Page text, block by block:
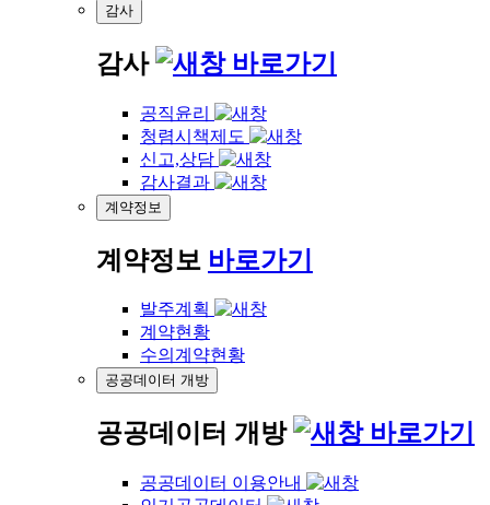
감사
감사 바로가기
공직윤리
청렴시책제도
신고,상담
감사결과
계약정보
계약정보 바로가기
발주계획
계약현황
수의계약현황
공공데이터 개방
공공데이터 개방 바로가기
공공데이터 이용안내